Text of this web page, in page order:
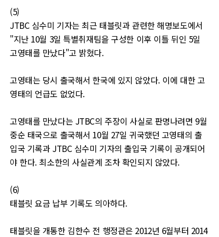
(5)
JTBC 심수미 기자는 최근 태블릿과 관련한 해명보도에서
"지난 10월 3일 특별취재팀을 구성한 이후 이틀 뒤인 5일
고영태를 만났다"고 밝혔다.
고영태는 당시 출국해서 한국에 있지 않았다. 이에 대한 고
영태의 언급도 없었다.
고영태를 만났다는 JTBC의 주장이 사실로 판명나려면 9월
중순 태국으로 출국해서 10월 27일 귀국했던 고영태의 출
입국 기록과 JTBC 심수미 기자의 출입국 기록이 공개되어
야 한다. 최소한의 사실관계 조차 확인되지 않았다.
(6)
태블릿 요금 납부 기록도 의아하다.
태블릿을 개통한 김한수 전 행정관은 2012년 6월부터 2014